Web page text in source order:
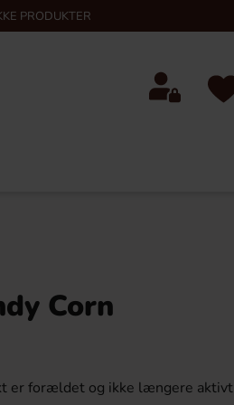
PRODUKTER
Corn
er forældet og ikke længere aktivt